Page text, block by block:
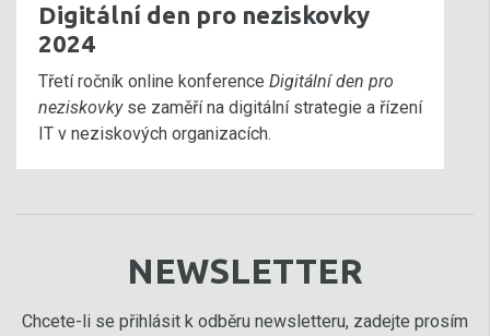
Digitální den pro neziskovky
2024
Třetí ročník online konference Digitální den pro
neziskovkyse zaměří na digitální strategie a řízení
IT v neziskových organizacích.
NEWSLETTER
Chcete-li se přihlásit k odběru newsletteru, zadejte prosím